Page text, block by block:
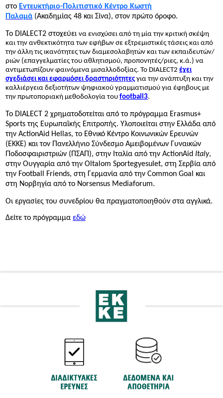
στο Εντευκτήριο-Πολιτιστικό Κέντρο Κωστή
Παλαμά(Ακαδημίας 48 και Σίνα), στον πρώτο όροφο.
To DIALECT2 στοχεύει να ενισχύσει από τη μία την κριτική σκέψη
και την ανθεκτικότητα των εφήβων σε εξτρεμιστικές τάσεις και από
την άλλη τις ικανότητες των διαμεσολαβητών και των εκπαιδευτών/
ριών (επαγγελματίες του αθλητισμού, προπονητές/ριες, κ.ά.) να
αντιμετωπίζουν φαινόμενα μισαλλοδοξίας. Το DIALECT2 έχει
σχεδιάσει και εφαρμόσει δραστηριότητες για την ανάπτυξη και την
καλλιέργεια δεξιοτήτων ψηφιακού γραμματισμού για έφηβους με
την πρωτοποριακή μεθοδολογία του football3.
Το DIALECT 2 χρηματοδοτείται από το πρόγραμμα Erasmus+
Sports της Ευρωπαϊκής Επιτροπής. Υλοποιείται στην Ελλάδα από
την ActionAid Hellas, το Εθνικό Κέντρο Κοινωνικών Ερευνών
(ΕΚΚΕ) και τον Πανελλήνιο Σύνδεσμο Αμειβομένων Γυναικών
Ποδοσφαιριστριών (ΠΣΑΠ), στην Ιταλία από την ActionAid Italy,
στην Ουγγαρία από την Oltalom Sportegyesulet, στη Σερβία από
την Football Friends, στη Γερμανία από την Common Goal και
στη Νορβηγία από το Norsensus Mediaforum.
Οι εργασίες του συνεδρίου θα πραγματοποιηθούν στα αγγλικά.
Δείτε το πρόγραμμα εδώ